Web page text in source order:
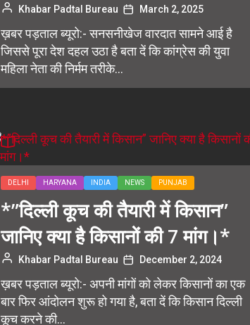
Khabar Padtal Bureau March 2, 2025
ख़बर पड़ताल ब्यूरो:- सनसनीखेज वारदात सामने आई है
जिससे पूरा देश दहल उठा है बता दें कि कांग्रेस की युवा
महिला नेता की निर्मम तरीके...
DELHI HARYANA INDIA NEWS PUNJAB
*”दिल्ली कूच की तैयारी में किसान”
जानिए क्या है किसानों की 7 मांग।*
Khabar Padtal Bureau December 2, 2024
ख़बर पड़ताल ब्यूरो:- अपनी मांगों को लेकर किसानों का एक
बार फिर आंदोलन शुरू हो गया है, बता दें कि किसान दिल्ली
कूच करने की...